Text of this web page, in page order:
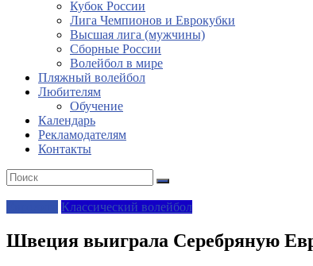
Кубок России
Лига Чемпионов и Еврокубки
Высшая лига (мужчины)
Сборные России
Волейбол в мире
Пляжный волейбол
Любителям
Обучение
Календарь
Рекламодателям
Контакты
Классический волейбол
Швеция выиграла Серебряную